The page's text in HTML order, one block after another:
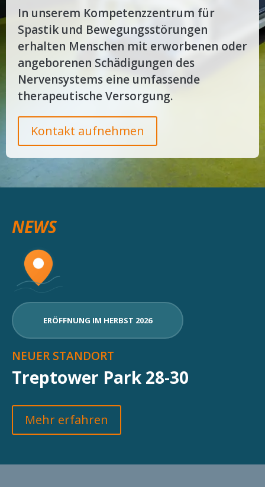
In unserem Kompetenzzentrum für
Spastik und Bewegungsstörungen
erhalten Menschen mit erworbenen oder
angeborenen Schädigungen des
Nervensystems eine umfassende
therapeutische Versorgung.
Kontakt aufnehmen
NEWS
ERÖFFNUNG IM HERBST 2026
NEUER STANDORT
Treptower Park 28-30
Mehr erfahren